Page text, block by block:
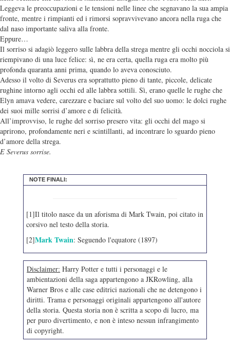
Leggeva le preoccupazioni e le tensioni nelle linee che segnavano la sua ampia
fronte, mentre i rimpianti ed i rimorsi sopravvivevano ancora nella ruga che
dal naso importante saliva alla fronte.
Eppure…
Il sorriso si adagiò leggero sulle labbra della strega mentre gli occhi nocciola si
riempivano di una luce felice: sì, ne era certa, quella ruga era molto più
profonda quaranta anni prima, quando lo aveva conosciuto.
Adesso il volto di Severus era soprattutto pieno di tante, piccole, delicate
rughine intorno agli occhi ed alle labbra sottili. Sì, erano quelle le rughe che
Elyn amava vedere, carezzare e baciare sul volto del suo uomo: le dolci rughe
dei suoi mille sorrisi d’amore e di felicità.
All’improvviso, le rughe del sorriso presero vita: gli occhi del mago si
aprirono, profondamente neri e scintillanti, ad incontrare lo sguardo pieno
d’amore della strega.
E Severus sorrise.
NOTE FINALI:
[1]Il titolo nasce da un aforisma di Mark Twain, poi citato in
corsivo nel testo della storia.
[2]Mark Twain: Seguendo l'equatore (1897)
Disclaimer: Harry Potter e tutti i personaggi e le
ambientazioni della saga appartengono a JKRowling, alla
Warner Bros e alle case editrici nazionali che ne detengono i
diritti. Trama e personaggi originali appartengono all'autore
della storia. Questa storia non è scritta a scopo di lucro, ma
per puro divertimento, e non è inteso nessun infrangimento
di copyright.